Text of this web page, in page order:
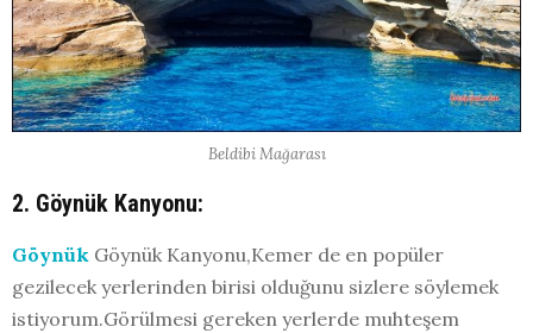
Beldibi Mağarası
2. Göynük Kanyonu:
Göynük Göynük Kanyonu,Kemer de en popüler
gezilecek yerlerinden birisi olduğunu sizlere söylemek
istiyorum.Görülmesi gereken yerlerde muhteşem